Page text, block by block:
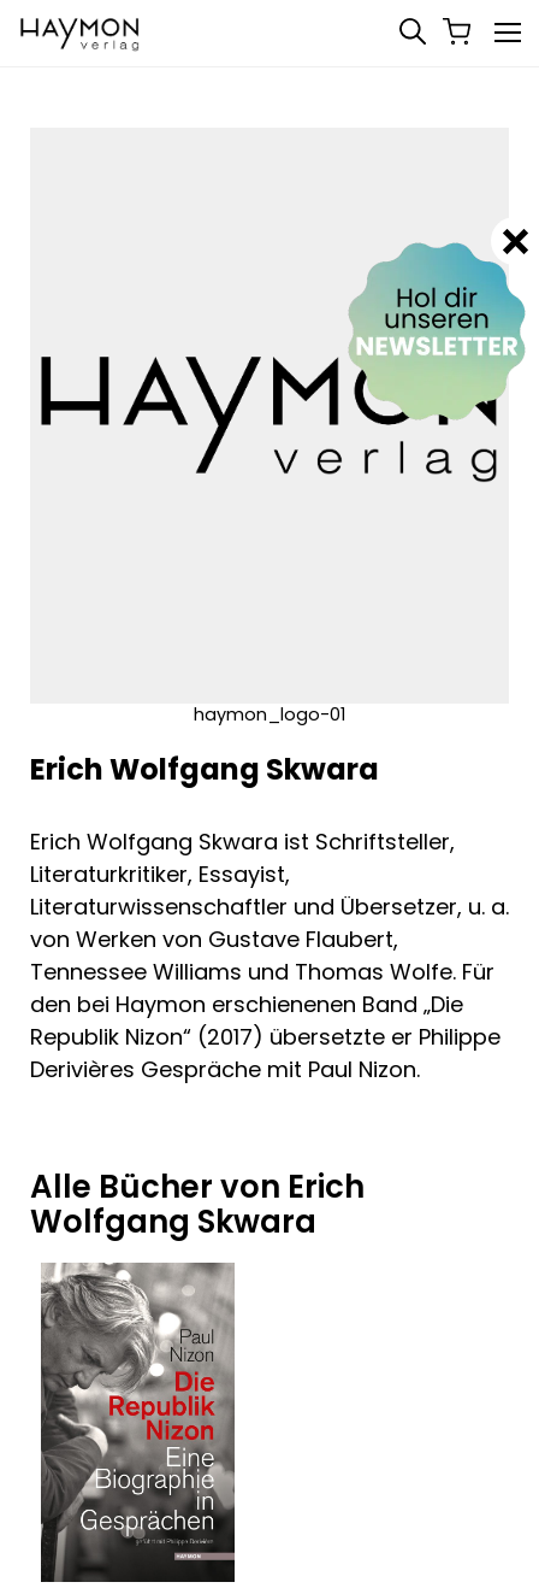
haymon_logo-01
Erich Wolfgang Skwara
Erich Wolfgang Skwara ist Schriftsteller,
Literaturkritiker, Essayist,
Literaturwissenschaftler und Übersetzer, u. a.
von Werken von Gustave Flaubert,
Tennessee Williams und Thomas Wolfe. Für
den bei Haymon erschienenen Band „Die
Republik Nizon“ (2017) übersetzte er Philippe
Derivières Gespräche mit Paul Nizon.
Alle Bücher von Erich
Wolfgang Skwara